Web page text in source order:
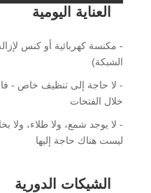
العناية اليومية
- مكنسة كهربائية أو كنس
الشبكة)
- لا حاجة إلى تنظيف خاص -
خلال الفتحات
- لا يوجد شمع، ولا طلاء، ولا
ليست هناك حاجة إليها
الشيكات الدورية